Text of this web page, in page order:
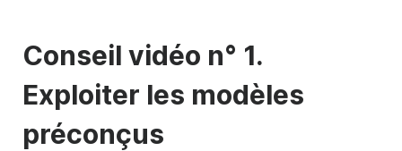
Conseil vidéo n° 1.
Exploiter les modèles
préconçus